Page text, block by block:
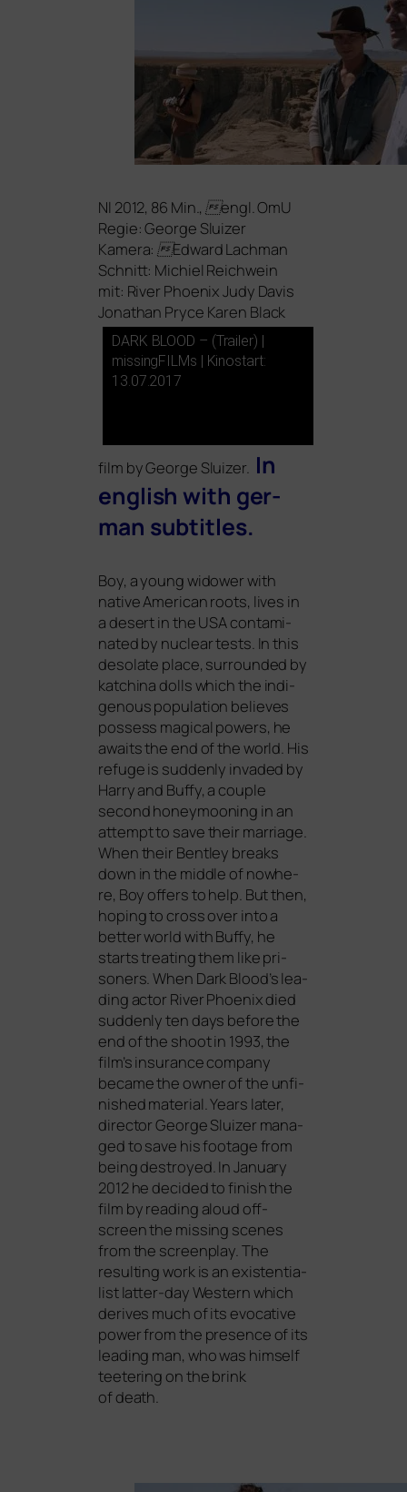
Nl 2012, 86 Min., engl. OmU
Regie: George Sluizer
Kamera: Edward Lachman
Schnitt: Michiel Reichwein
mit: River Phoenix Judy Davis
Jonathan Pryce Karen Black
DARK BLOOD – (Trailer) |
missingFILMs | Kinostart:
13.07.2017
film by George Sluizer. In
eng­lish with ger­
man subtitles.
Boy, a young widower with
nati­ve American roots, lives in
a desert in theUSAcon­ta­mi­
na­ted by nuclear tests. In this
deso­la­te place, sur­roun­ded by
kat­chi­na dolls which the indi­
ge­nous popu­la­ti­on belie­ves
pos­sess magi­cal powers, he
awaits the end of the world. His
refu­ge is sud­den­ly inva­ded by
Harry and Buffy, a cou­ple
second honey­moo­ning in an
attempt to save their mar­ria­ge.
When their Bentley breaks
down in the midd­le of nowhe­
re, Boy offers to help. But then,
hoping to cross over into a
bet­ter world with Buffy, he
starts trea­ting them like pri­
soners. When Dark Blood’s lea­
ding actor River Phoenix died
sud­den­ly ten days befo­re the
end of the shoot in 1993, the
film’s insu­rance com­pa­ny
beca­me the owner of the unfi­
nis­hed mate­ri­al. Years later,
direc­tor George Sluizer mana­
ged to save his foo­ta­ge from
being des­troy­ed. In January
2012 he deci­ded to finish the
film by rea­ding aloud off-
screen the miss­ing sce­nes
from the screen­play. The
resul­ting work is an exis­ten­tia­
list lat­ter-day Western which
deri­ves much of its evo­ca­ti­ve
power from the pre­sence of its
lea­ding man, who was hims­elf
tee­te­ring on the brink
of death.